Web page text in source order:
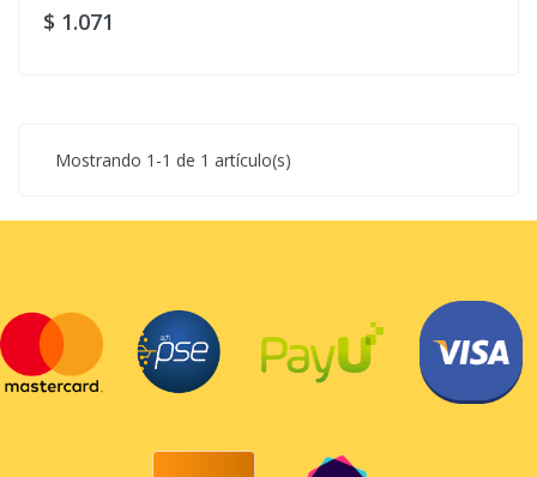
$ 1.071
Mostrando 1-1 de 1 artículo(s)